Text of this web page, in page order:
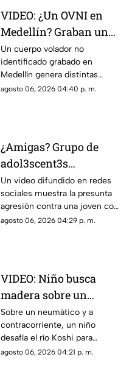
VIDEO: ¿Un OVNI en
Medellín? Graban un
objeto volador sobre las
montañas
Un cuerpo volador no
identificado grabado en
Medellín genera distintas
opiniones. Usuarios discuten
agosto 06, 2026 04:40 p. m.
¿Amigas? Grupo de
adol3scent3s
emborrachan a
jov3nc1ta y la agr3den
a golpes: grabaron todo
Un video difundido en redes
sociales muestra la presunta
agresión contra una joven con
epilepsia en Estados Unidos. El
agosto 06, 2026 04:29 p. m.
VIDEO: Niño busca
madera sobre un
neumático en el río
Koshi, en la frontera de
India y Nepal
Sobre un neumático y a
contracorriente, un niño
desafía el río Koshi para
recolectar madera. Una
agosto 06, 2026 04:21 p. m.